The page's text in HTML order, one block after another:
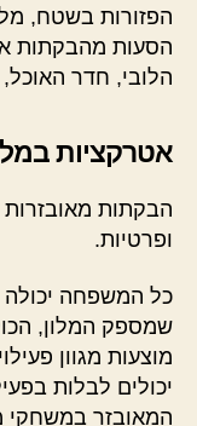
הפזורות בשטח,
הסעות מהבקתות
הלובי, חדר
אטרקציות
הבקתות מאובזרות
ופרטיות.
כל המשפחה יכולה
שמספק המלון,
מוצעות מגוון
יכולים לבלות
המאובזר במשחקי